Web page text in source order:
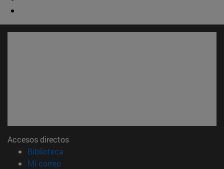
Accesos directos
Biblioteca
Mi correo(abre en nueva ventana)